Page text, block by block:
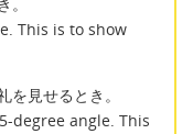
This is to show
見せるとき。
degree angle. This